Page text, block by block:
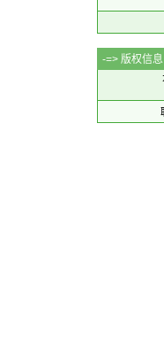
-=> 版权信